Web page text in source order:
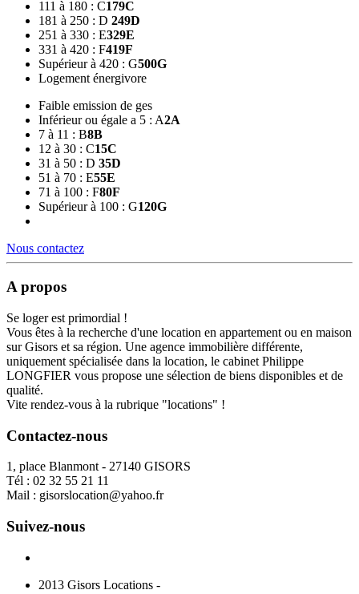
111 à 180 : C179C
181 à 250 : D 249D
251 à 330 : E329E
331 à 420 : F419F
Supérieur à 420 : G500G
Logement énergivore
Faible emission de ges
Inférieur ou égale a 5 : A2A
7 à 11 : B8B
12 à 30 : C15C
31 à 50 : D 35D
51 à 70 : E55E
71 à 100 : F80F
Supérieur à 100 : G120G
Nous contactez
A propos
Se loger est primordial !
Vous êtes à la recherche d'une location en appartement ou en maison
sur Gisors et sa région. Une agence immobilière différente,
uniquement spécialisée dans la location, le cabinet Philippe
LONGFIER vous propose une sélection de biens disponibles et de
qualité.
Vite rendez-vous à la rubrique "locations" !
Contactez-nous
1, place Blanmont - 27140 GISORS
Tél : 02 32 55 21 11
Mail : gisorslocation@yahoo.fr
Suivez-nous
2013 Gisors Locations -